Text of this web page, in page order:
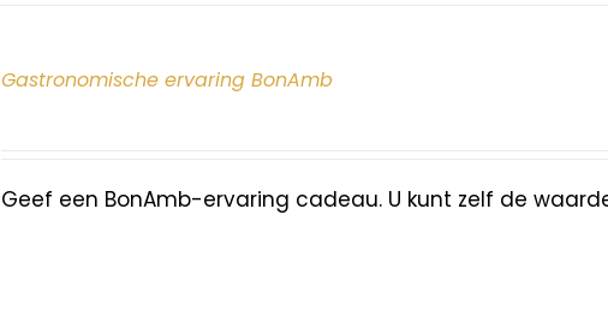
Gastronomische ervaring BonAmb
Geef een BonAmb-ervaring cadeau. U kunt zelf de